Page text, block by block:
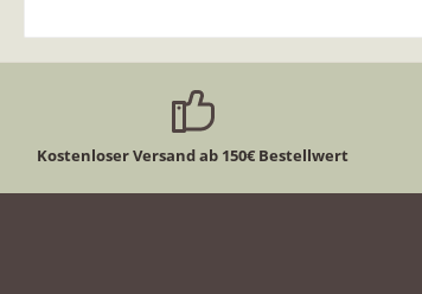
Kostenloser Versand ab 150€ Bestellwert